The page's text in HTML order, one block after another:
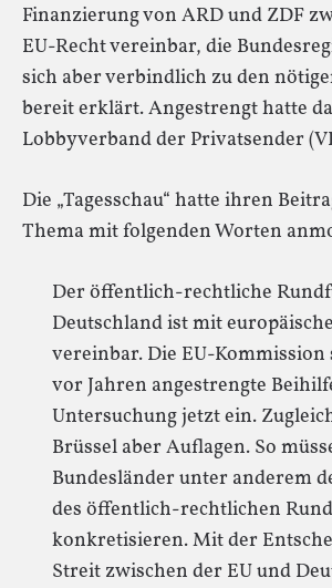
Finanzierung von ARD und ZDF
EU-Recht vereinbar, die
sich aber verbindlich zu den
bereit erklärt. Angestrengt hatte
Lobbyverband der Privatsender
Die „Tagesschau“ hatte ihren
Thema mit folgenden Worten
Der öffentlich-rechtliche
Deutschland ist mit
vereinbar. Die EU-Kommission
vor Jahren angestrengte
Untersuchung jetzt ein.
Brüssel aber Auflagen. So
Bundesländer unter anderem
des öffentlich-rechtlichen
konkretisieren. Mit der
Streit zwischen der EU und